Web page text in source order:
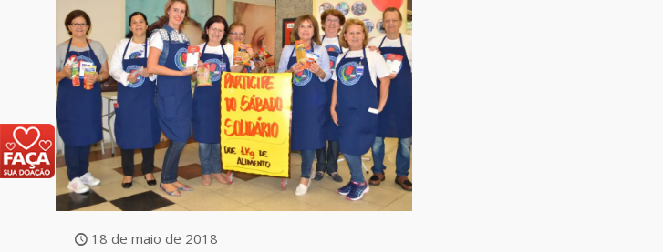
18 de maio de 2018